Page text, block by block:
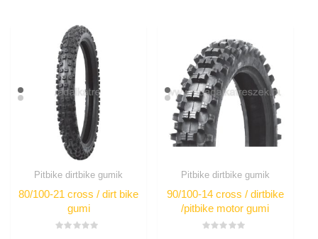
Pitbike dirtbike gumik
80/100-21 cross / dirt bike
gumi
Pitbike dirtbike gumik
90/100-14 cross / dirtbike
/pitbike motor gumi